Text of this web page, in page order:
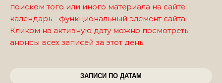
поиском того или иного материала на сайте:
календарь - функциональный элемент сайта.
Кликом на активную дату можно посмотреть
анонсы всех записей за этот день.
ЗАПИСИ ПО ДАТАМ